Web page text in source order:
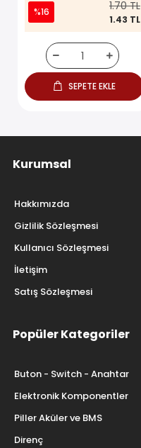
%16 1.70 TL
1.43 TL
SEPETE EKLE
Kurumsal
Hakkımızda
Gizlilik Sözleşmesi
Kullanıcı Sözleşmesi
İletişim
Satış Sözleşmesi
Popüler Kategoriler
Buton - Switch - Anahtar
Elektronik Komponentler
Piller Aküler ve BMS
Direnç